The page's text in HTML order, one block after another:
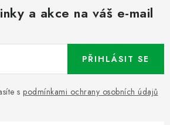
a akce na váš e-mail
s podmínkami ochrany osobních údajů
PŘIHLÁSIT SE